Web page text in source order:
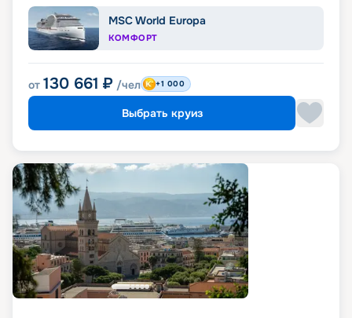
MSC World Europa
КОМФОРТ
от 130 661 ₽ /чел +1 000
Выбрать круиз